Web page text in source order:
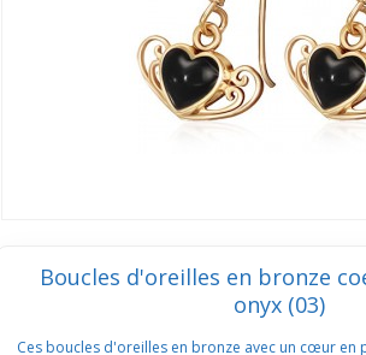
Boucles d'oreilles en bronze
onyx (03)
Ces boucles d'oreilles en bronze avec un cœur en